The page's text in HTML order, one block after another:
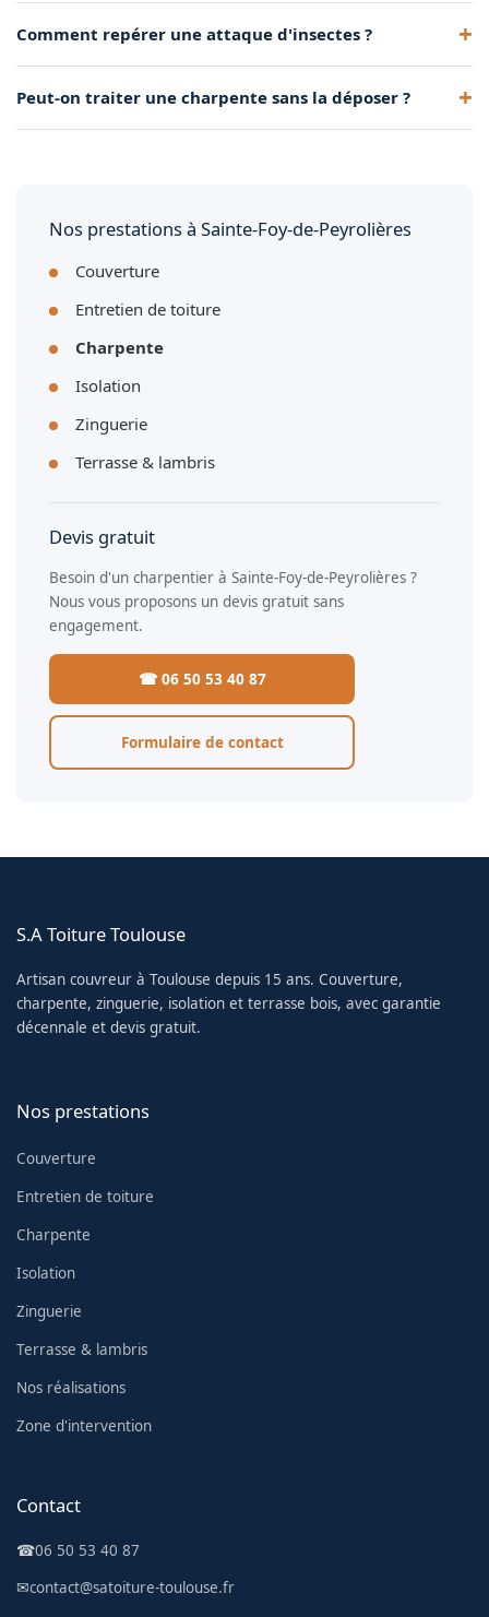
plus économique mais laisse peu d'espace sous toit.
Comment repérer une attaque d'insectes ?
Un diagnostic rapide permet de stopper la progression.
Peut-on traiter une charpente sans la déposer ?
Nos prestations à Sainte-Foy-de-Peyrolières
Couverture
Entretien de toiture
Charpente
Isolation
Zinguerie
Terrasse & lambris
Devis gratuit
Besoin d'un charpentier à Sainte-Foy-de-Peyrolières ?
Nous vous proposons un devis gratuit sans
engagement.
☎ 06 50 53 40 87
Formulaire de contact
S.A Toiture Toulouse
Artisan couvreur à Toulouse depuis 15 ans. Couverture,
charpente, zinguerie, isolation et terrasse bois, avec garantie
décennale et devis gratuit.
Nos prestations
Couverture
Entretien de toiture
Charpente
Isolation
Zinguerie
Terrasse & lambris
Nos réalisations
Zone d'intervention
Contact
☎06 50 53 40 87
✉contact@satoiture-toulouse.fr